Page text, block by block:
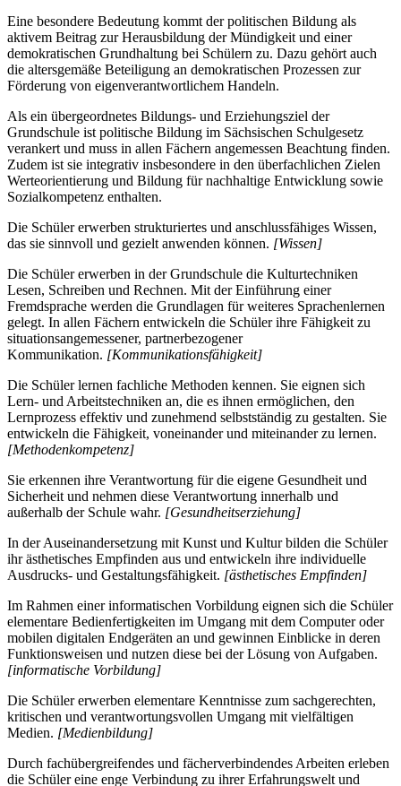
Eine besondere Bedeutung kommt der politischen Bildung als
aktivem Beitrag zur Herausbildung der Mündigkeit und einer
demokratischen Grundhaltung bei Schülern zu. Dazu gehört auch
die altersgemäße Beteiligung an demokratischen Prozessen zur
Förderung von eigenverantwortlichem Handeln.
Als ein übergeordnetes Bildungs- und Erziehungsziel der
Grundschule ist politische Bildung im Sächsischen Schulgesetz
verankert und muss in allen Fächern angemessen Beachtung finden.
Zudem ist sie integrativ insbesondere in den überfachlichen Zielen
Werteorientierung und Bildung für nachhaltige Entwicklung sowie
Sozialkompetenz enthalten.
Die Schüler erwerben strukturiertes und anschlussfähiges Wissen,
das sie sinnvoll und gezielt anwenden können. [Wissen]
Die Schüler erwerben in der Grundschule die Kulturtechniken
Lesen, Schreiben und Rechnen. Mit der Einführung einer
Fremdsprache werden die Grundlagen für weiteres Sprachenlernen
gelegt. In allen Fächern entwickeln die Schüler ihre Fähigkeit zu
situationsangemessener, partnerbezogener
Kommunikation. [Kommunikationsfähigkeit]
Die Schüler lernen fachliche Methoden kennen. Sie eignen sich
Lern- und Arbeitstechniken an, die es ihnen ermöglichen, den
Lernprozess effektiv und zunehmend selbstständig zu gestalten. Sie
entwickeln die Fähigkeit, voneinander und miteinander zu lernen.
[Methodenkompetenz]
Sie erkennen ihre Verantwortung für die eigene Gesundheit und
Sicherheit und nehmen diese Verantwortung innerhalb und
außerhalb der Schule wahr. [Gesundheitserziehung]
In der Auseinandersetzung mit Kunst und Kultur bilden die Schüler
ihr ästhetisches Empfinden aus und entwickeln ihre individuelle
Ausdrucks- und Gestaltungsfähigkeit. [ästhetisches Empfinden]
Im Rahmen einer informatischen Vorbildung eignen sich die Schüler
elementare Bedienfertigkeiten im Umgang mit dem Computer oder
mobilen digitalen Endgeräten an und gewinnen Einblicke in deren
Funktionsweisen und nutzen diese bei der Lösung von Aufgaben.
[informatische Vorbildung]
Die Schüler erwerben elementare Kenntnisse zum sachgerechten,
kritischen und verantwortungsvollen Umgang mit vielfältigen
Medien. [Medienbildung]
Durch fachübergreifendes und fächerverbindendes Arbeiten erleben
die Schüler eine enge Verbindung zu ihrer Erfahrungswelt und